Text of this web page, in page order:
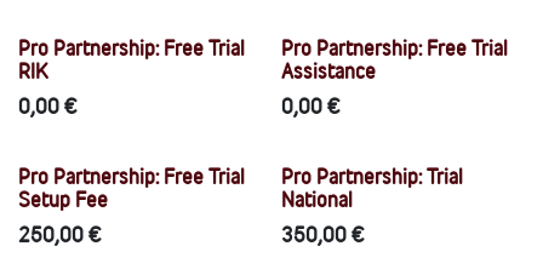
Pro Partnership: Free Trial
RIK
0,00€
Pro Partnership: Free Trial
Assistance
0,00€
Pro Partnership: Free Trial
Setup Fee
250,00€
Pro Partnership: Trial
National
350,00€